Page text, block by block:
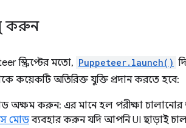
করুন
স্ক্রিপ্টের মতো, Puppeteer.launch()
কয়েকটি অতিরিক্ত যুক্তি প্রদান করতে হবে:
অক্ষম করুন: এর মানে হল পরীক্ষা চালানোর
মোডব্যবহার করুন যদি আপনি UI ছাড়াই